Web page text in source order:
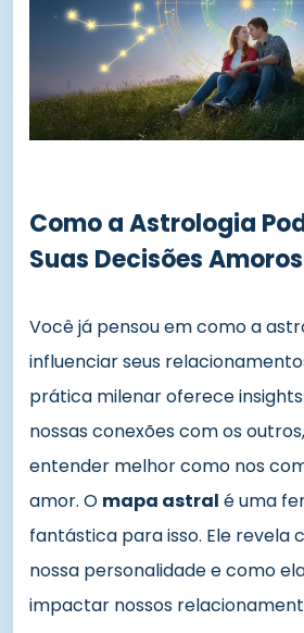
Como a Astrologia
Suas Decisões
Você já pensou em como a
influenciar seus
prática milenar oferece
nossas conexões com os
entender melhor como nos
amor. O mapa astral é uma
fantástica para isso. Ele revela
nossa personalidade e como
impactar nossos